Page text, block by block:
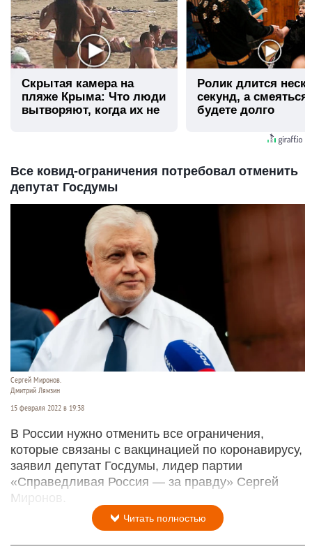
Скрытая камера на
пляже Крыма: Что люди
вытворяют, когда их не
Ролик длится
секунд, а
будете долго
Все ковид-ограничения потребовал отменить
депутат Госдумы
Сергей Миронов.
Дмитрий Лямзин
15 февраля 2022 в 19:38
В России нужно отменить все ограничения,
которые связаны с вакцинацией по коронавирусу,
заявил депутат Госдумы, лидер партии
«Справедливая Россия — за правду» Сергей
Миронов.
Читать полностью